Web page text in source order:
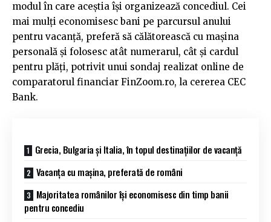
modul în care aceștia își organizează concediul. Cei
mai mulți economisesc bani pe parcursul anului
pentru vacanță, preferă să călătorească cu mașina
personală și folosesc atât numerarul, cât și cardul
pentru plăți, potrivit unui sondaj realizat online de
comparatorul financiar FinZoom.ro, la cererea CEC
Bank.
Grecia, Bulgaria și Italia, în topul destinațiilor de vacanță
Vacanța cu mașina, preferată de români
Majoritatea românilor își economisesc din timp banii
pentru concediu